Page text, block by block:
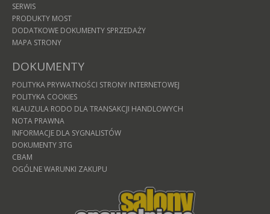
SERWIS
PRODUKTY MOST
DODATKOWE DOKUMENTY SPRZEDAŻY
MAPA STRONY
DOKUMENTY
POLITYKA PRYWATNOŚCI STRONY INTERNETOWEJ
POLITYKA COOKIES
KLAUZULA RODO DLA TRANSAKCJI HANDLOWYCH
NOTA PRAWNA
INFORMACJE DLA SYGNALISTÓW
DOKUMENTY 3TG
CBAM
OGÓLNE WARUNKI ZAKUPU